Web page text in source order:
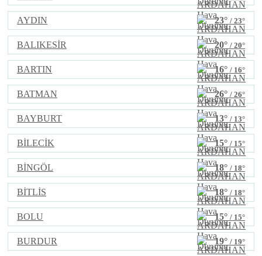
AYDIN 23° / 23°
BALIKESİR 20° / 20°
BARTIN 16° / 16°
BATMAN 26° / 26°
BAYBURT 13° / 13°
BİLECİK 15° / 15°
BİNGÖL 18° / 18°
BİTLİS 18° / 18°
BOLU 15° / 15°
BURDUR 19° / 19°